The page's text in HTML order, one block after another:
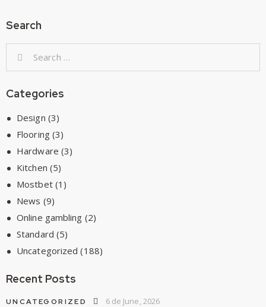
Search
Categories
Design (3)
Flooring(3)
Hardware (3)
Kitchen (5)
Mostbet(1)
News (9)
Online gambling (2)
Standard (5)
Uncategorized (188)
Recent Posts
UNCATEGORIZED 6 de June, 2026